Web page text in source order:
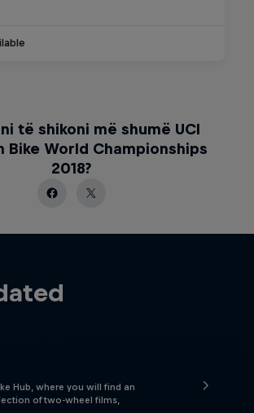
të shikoni më shumë UCI
Bike World Championships
2018?
Hub, where you will find an
of two-wheel films,